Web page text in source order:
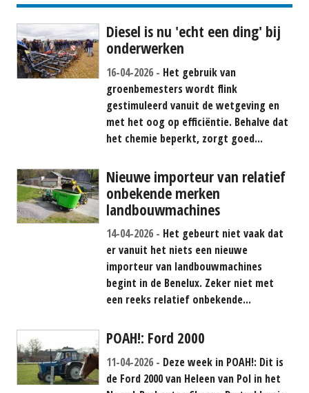
Diesel is nu 'echt een ding' bij
onderwerken
16-04-2026
Het gebruik van
groenbemesters wordt flink
gestimuleerd vanuit de wetgeving en
met het oog op efficiëntie. Behalve dat
het chemie beperkt, zorgt goed...
Nieuwe importeur van relatief
onbekende merken
landbouwmachines
14-04-2026
Het gebeurt niet vaak dat
er vanuit het niets een nieuwe
importeur van landbouwmachines
begint in de Benelux. Zeker niet met
een reeks relatief onbekende...
POAH!: Ford 2000
11-04-2026
Deze week in POAH!: Dit is
de Ford 2000 van Heleen van Pol in het